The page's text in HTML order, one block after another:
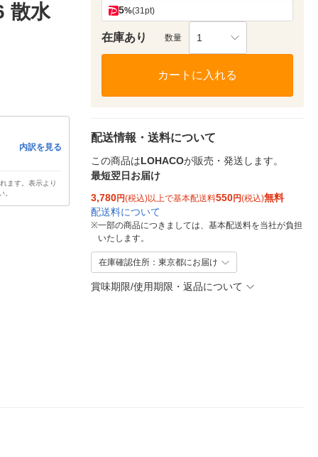
散水
内訳を見る
ます。表示より
。
5%(31pt)
在庫あり 数量 1
カートに入れる
配送情報・送料について
この商品はLOHACOが販売・発送します。
最短翌日お届け
3,780円(税込)以上で基本配送料550円(税込)無料
配送料について
※一部の商品につきましては、基本配送料を当社が負担
いたします。
在庫確認住所：東京都にお届け
賞味期限/使用期限・返品について